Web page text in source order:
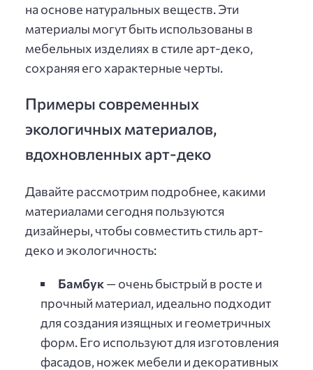
на основе натуральных веществ. Эти
материалы могут быть использованы в
мебельных изделиях в стиле арт-деко,
сохраняя его характерные черты.
Примеры современных
экологичных материалов,
вдохновленных арт-деко
Давайте рассмотрим подробнее, какими
материалами сегодня пользуются
дизайнеры, чтобы совместить стиль арт-
деко и экологичность:
Бамбук— очень быстрый в росте и
прочный материал, идеально подходит
для создания изящных и геометричных
форм. Его используют для изготовления
фасадов, ножек мебели и декоративных